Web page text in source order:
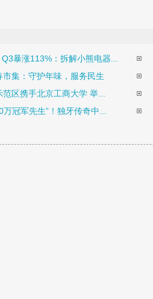
暴涨113%：拆解小熊电器...
集：守护年味，服务民生
区携手北京工商大学 举...
冠军先生”！独牙传奇中...